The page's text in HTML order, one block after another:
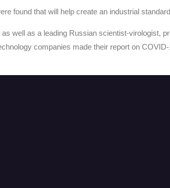
found that will help create an industrial
well as a leading Russian scientist-virologist,
companies made their report on COVID-